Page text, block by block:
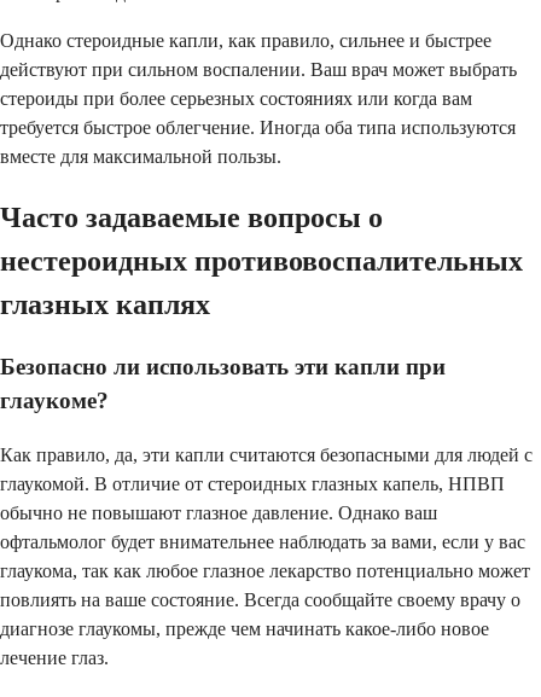
Однако стероидные капли, как правило, сильнее и быстрее
действуют при сильном воспалении. Ваш врач может выбрать
стероиды при более серьезных состояниях или когда вам
требуется быстрое облегчение. Иногда оба типа используются
вместе для максимальной пользы.
Часто задаваемые вопросы о
нестероидных противовоспалительных
глазных каплях
Безопасно ли использовать эти капли при
глаукоме?
Как правило, да, эти капли считаются безопасными для людей с
глаукомой. В отличие от стероидных глазных капель, НПВП
обычно не повышают глазное давление. Однако ваш
офтальмолог будет внимательнее наблюдать за вами, если у вас
глаукома, так как любое глазное лекарство потенциально может
повлиять на ваше состояние. Всегда сообщайте своему врачу о
диагнозе глаукомы, прежде чем начинать какое-либо новое
лечение глаз.